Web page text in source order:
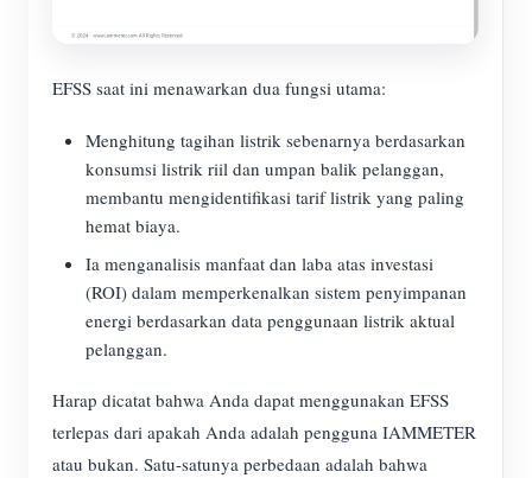
FAQ
Berita
Program Hadiah
EFSS saat ini menawarkan dua fungsi utama:
Menghitung tagihan listrik sebenarnya berdasarkan
konsumsi listrik riil dan umpan balik pelanggan,
membantu mengidentifikasi tarif listrik yang paling
hemat biaya.
Ia menganalisis manfaat dan laba atas investasi
(ROI) dalam memperkenalkan sistem penyimpanan
energi berdasarkan data penggunaan listrik aktual
pelanggan.
Harap dicatat bahwa Anda dapat menggunakan EFSS
terlepas dari apakah Anda adalah pengguna IAMMETER
atau bukan. Satu-satunya perbedaan adalah bahwa